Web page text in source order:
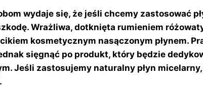
wydaje się, że jeśli chcemy zastosować
Wrażliwa, dotknięta rumieniem
kosmetycznym nasączonym płynem.
sięgnąć po produkt, który będzie
Jeśli zastosujemy naturalny płyn